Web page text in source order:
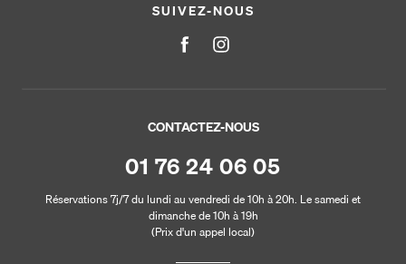
SUIVEZ-NOUS
CONTACTEZ-NOUS
01 76 24 06 05
Réservations 7j/7 du lundi au vendredi de 10h à 20h. Le samedi et
dimanche de 10h à 19h
(Prix d'un appel local)